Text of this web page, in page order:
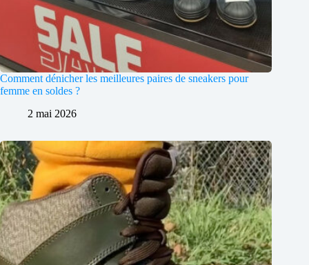
Comment dénicher les meilleures paires de sneakers pour
femme en soldes ?
2 mai 2026